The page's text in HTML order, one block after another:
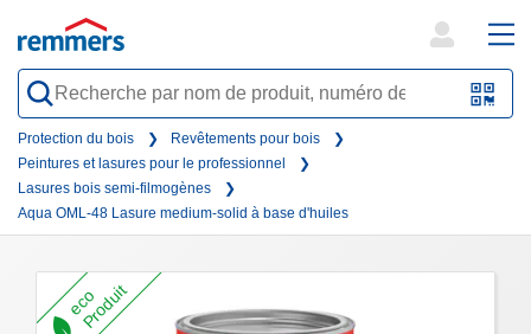
QR-
search
form
Protection du bois
Revêtements pour bois
Peintures et lasures pour le professionnel
Lasures bois semi-filmogènes
Aqua OML-48 Lasure medium-solid à base d'huiles
eco
Produit